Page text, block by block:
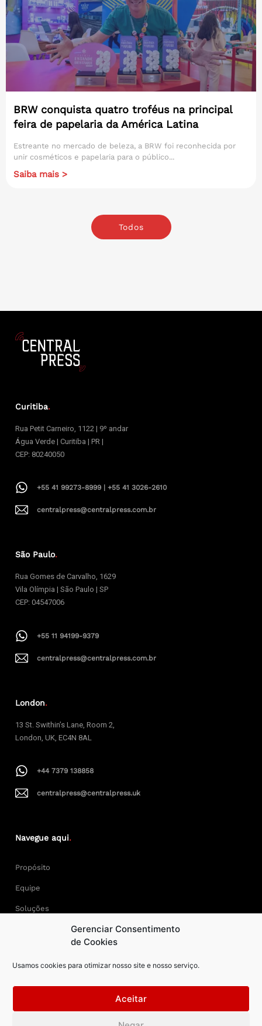
Gerenciar Consentimento
de Cookies
Usamos cookies para otimizar nosso site e nosso serviço.
Aceitar
BRW conquista quatro troféus na principal
feira de papelaria da América Latina
Estreante no mercado de beleza, a BRW foi reconhecida por
unir cosméticos e papelaria para o público...
Saiba mais >
Todos
Curitiba.
Rua Petit Carneiro, 1122 | 9º andar
Água Verde | Curitiba | PR |
CEP: 80240050
+55 41 99273-8999 | +55 41 3026-2610
centralpress@centralpress.com.br
São Paulo.
Rua Gomes de Carvalho, 1629
Vila Olímpia | São Paulo | SP
CEP: 04547006
+55 11 94199-9379
centralpress@centralpress.com.br
London.
13 St. Swithin’s Lane, Room 2,
London, UK, EC4N 8AL
+44 7379 138858
centralpress@centralpress.uk
Navegue aqui.
Propósito
Equipe
Soluções
Central Press – todos os direitos reservados. Developer: